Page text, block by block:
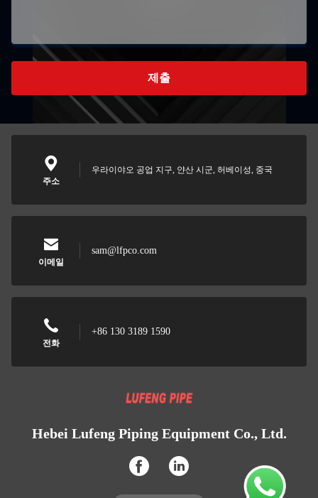
제출
주소
우라이야오 공업 지구, 얀산 시군, 허베이성, 중국
이메일
sam@lfpco.com
전화
+86 130 3189 1590
Hebei Lufeng Piping Equipment Co., Ltd.